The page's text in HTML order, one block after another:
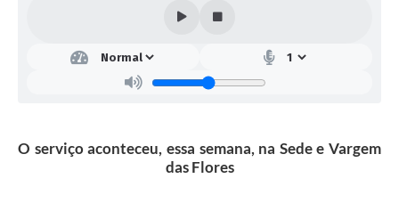
O serviço aconteceu, essa semana, na Sede e Vargem
das Flores